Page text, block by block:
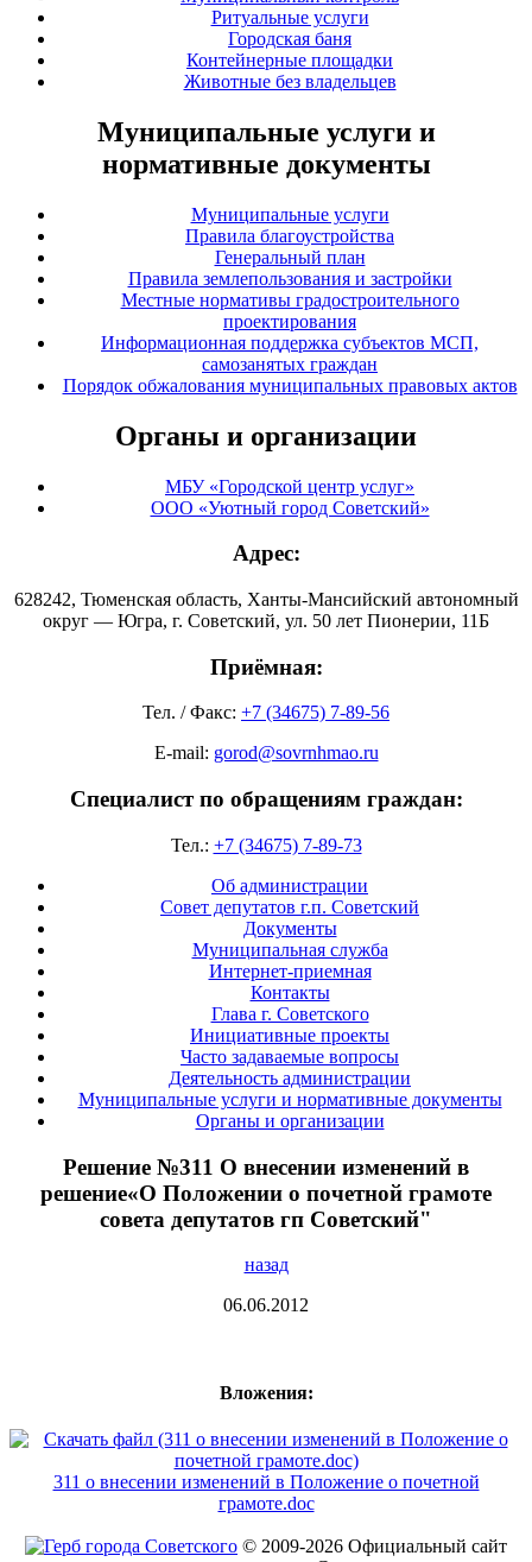
Ритуальные услуги
Городская баня
Контейнерные площадки
Животные без владельцев
Муниципальные услуги и
нормативные документы
Муниципальные услуги
Правила благоустройства
Генеральный план
Правила землепользования и застройки
Местные нормативы градостроительного
проектирования
Информационная поддержка субъектов МСП,
самозанятых граждан
Порядок обжалования муниципальных правовых актов
Органы и организации
МБУ «Городской центр услуг»
ООО «Уютный город Советский»
Адрес:
628242, Тюменская область, Ханты-Мансийский автономный
округ — Югра, г. Советский, ул. 50 лет Пионерии, 11Б
Приёмная:
Тел. / Факс: +7 (34675) 7-89-56
E-mail: gorod@sovrnhmao.ru
Специалист по обращениям граждан:
Тел.: +7 (34675) 7-89-73
Об администрации
Совет депутатов г.п. Советский
Документы
Муниципальная служба
Интернет-приемная
Контакты
Глава г. Советского
Инициативные проекты
Часто задаваемые вопросы
Деятельность администрации
Муниципальные услуги и нормативные документы
Органы и организации
Решение №311 О внесении изменений в
решение«О Положении о почетной грамоте
совета депутатов гп Советский"
назад
06.06.2012
Вложения:
311 о внесении изменений в Положение о почетной
грамоте.doc
© 2009-2026 Официальный сайт